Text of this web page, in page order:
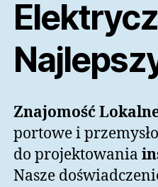
Znajomość
portowe i
do projektowania
Nasze